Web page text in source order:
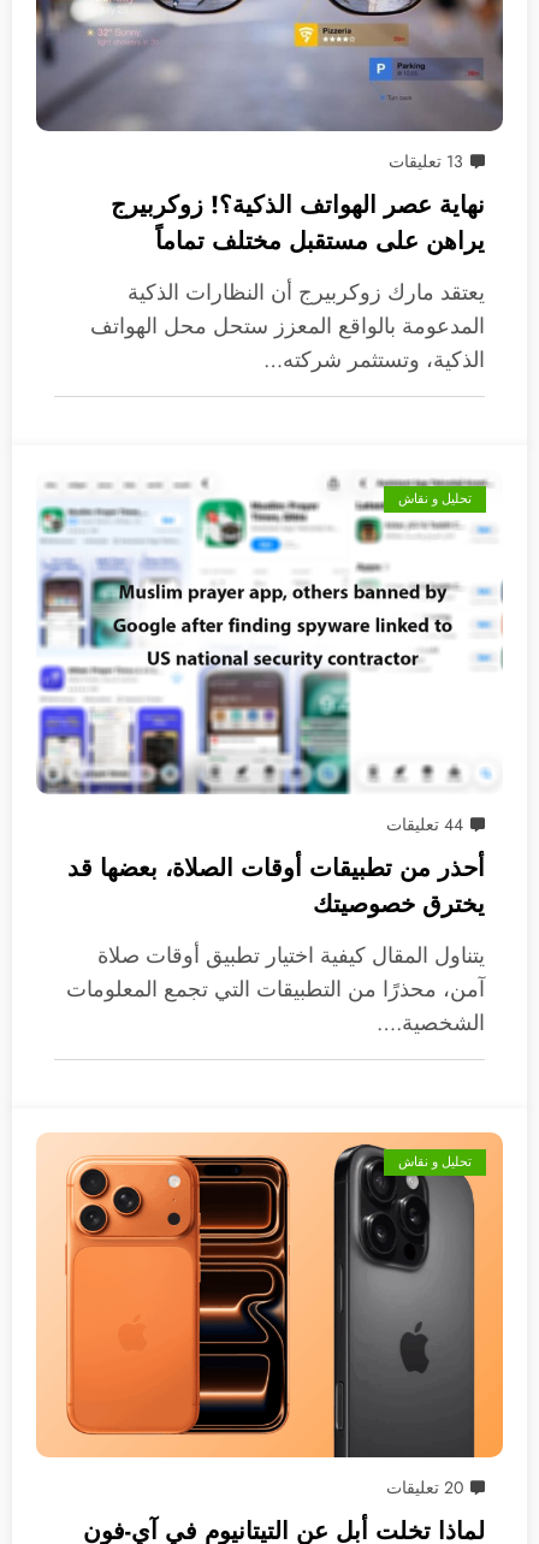
13 تعليقات
نهاية عصر الهواتف الذكية؟! زوكربيرج
يراهن على مستقبل مختلف تماماً
يعتقد مارك زوكربيرج أن النظارات الذكية
المدعومة بالواقع المعزز ستحل محل الهواتف
الذكية، وتستثمر شركته…
تحليل و نقاش
44 تعليقات
أحذر من تطبيقات أوقات الصلاة، بعضها قد
يخترق خصوصيتك
يتناول المقال كيفية اختيار تطبيق أوقات صلاة
آمن، محذرًا من التطبيقات التي تجمع المعلومات
الشخصية.…
تحليل و نقاش
20 تعليقات
لماذا تخلت أبل عن التيتانيوم في آي-فون